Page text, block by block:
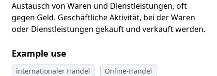
Austausch von Waren und Dienstleistungen, oft
gegen Geld. Geschäftliche Aktivität, bei der Waren
oder Dienstleistungen gekauft und verkauft werden.
Example use
internationaler Handel
Online-Handel